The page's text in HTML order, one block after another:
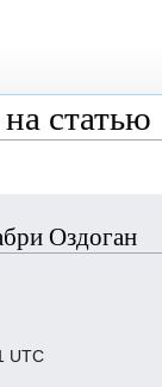
статью
Оздоган
UTC